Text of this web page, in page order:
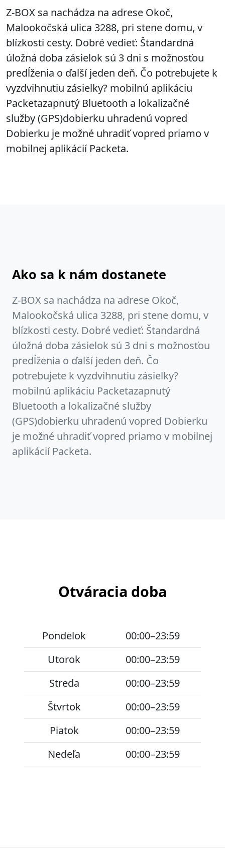
Z-BOX sa nachádza na adrese Okoč,
Malookočská ulica 3288, pri stene domu, v
blízkosti cesty. Dobré vedieť: Štandardná
úložná doba zásielok sú 3 dni s možnosťou
predĺženia o ďalší jeden deň. Čo potrebujete k
vyzdvihnutiu zásielky? mobilnú aplikáciu
Packetazapnutý Bluetooth a lokalizačné
služby (GPS)dobierku uhradenú vopred
Dobierku je možné uhradiť vopred priamo v
mobilnej aplikácií Packeta.
Ako sa k nám dostanete
Z-BOX sa nachádza na adrese Okoč,
Malookočská ulica 3288, pri stene domu, v
blízkosti cesty. Dobré vedieť: Štandardná
úložná doba zásielok sú 3 dni s možnosťou
predĺženia o ďalší jeden deň. Čo
potrebujete k vyzdvihnutiu zásielky?
mobilnú aplikáciu Packetazapnutý
Bluetooth a lokalizačné služby
(GPS)dobierku uhradenú vopred Dobierku
je možné uhradiť vopred priamo v mobilnej
aplikácií Packeta.
Otváracia doba
Pondelok
00:00–23:59
Utorok
00:00–23:59
Streda
00:00–23:59
Štvrtok
00:00–23:59
Piatok
00:00–23:59
Nedeľa
00:00–23:59